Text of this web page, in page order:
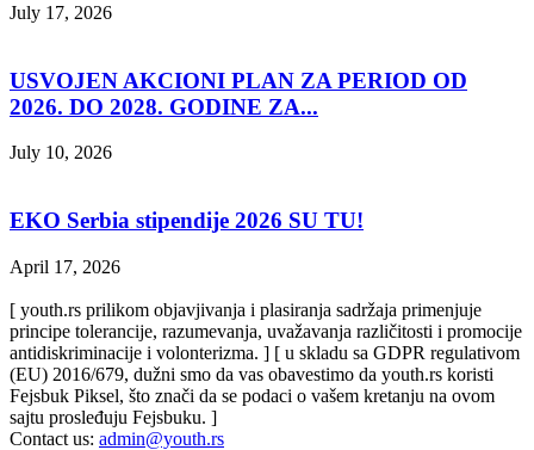
July 17, 2026
USVOJEN AKCIONI PLAN ZA PERIOD OD
2026. DO 2028. GODINE ZA...
July 10, 2026
EKO Serbia stipendije 2026 SU TU!
April 17, 2026
[ youth.rs prilikom objavjivanja i plasiranja sadržaja primenjuje
principe tolerancije, razumevanja, uvažavanja različitosti i promocije
antidiskriminacije i volonterizma. ] [ u skladu sa GDPR regulativom
(EU) 2016/679, dužni smo da vas obavestimo da youth.rs koristi
Fejsbuk Piksel, što znači da se podaci o vašem kretanju na ovom
sajtu prosleđuju Fejsbuku. ]
Contact us: admin@youth.rs